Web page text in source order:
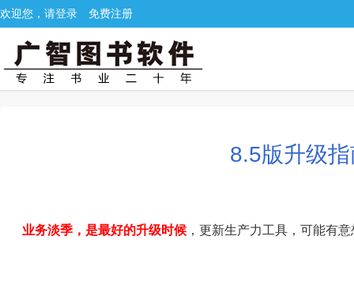
欢迎您，请登录 免费注册
8.5版升级
业务淡季，是最好的升级时候 ，更新生产力工具，可能有